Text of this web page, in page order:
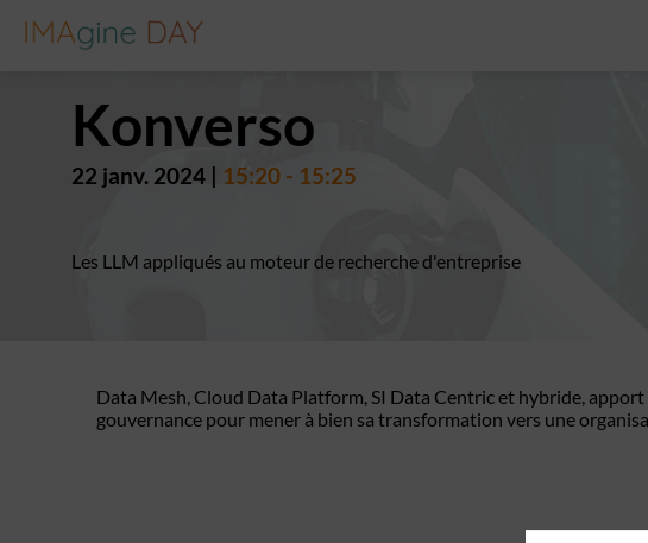
Konverso
22 janv. 2024 15:20 - 15:25
Les LLM appliqués au moteur de recherche d'entreprise
Data Mesh, Cloud Data Platform, SI Data Centric et hybride,
gouvernance pour mener à bien sa transformation vers une